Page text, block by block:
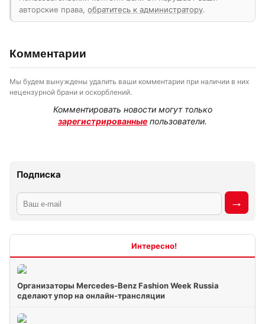
Подписка
Организаторы Mercedes-Benz Fashion Week Russia
сделают упор на онлайн-трансляции
авторские права, обратитесь к администратору.
Комментарии
Мы будем вынуждены удалить ваши комментарии при наличии в них
нецензурной брани и оскорблений.
Комментировать новости могут только
зарегистрированные пользователи.